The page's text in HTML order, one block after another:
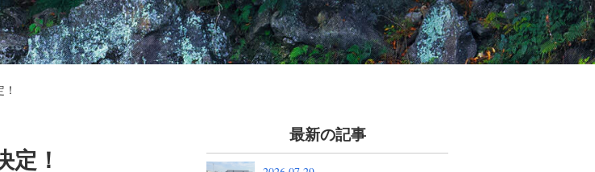
ジュール決定！|イベント
定！
最新の記事